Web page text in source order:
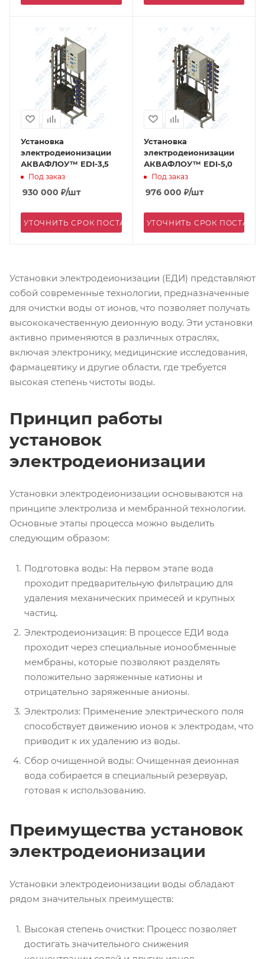
Установка
электродеионизации
АКВАФЛОУ™ EDI-3,5
Под заказ
930 000 ₽/шт
УТОЧНИТЬ СРОК ПОСТАВКИ
Установка
электродеионизации
АКВАФЛОУ™ EDI-5,0
Под заказ
976 000 ₽/шт
УТОЧНИТЬ СРОК
Установки электродеионизации (ЕДИ) представляют
собой современные технологии, предназначенные
для очистки воды от ионов, что позволяет получать
высококачественную деионную воду. Эти установки
активно применяются в различных отраслях,
включая электронику, медицинские исследования,
фармацевтику и другие области, где требуется
высокая степень чистоты воды.
Принцип работы
установок
электродеионизации
Установки электродеионизации основываются на
принципе электролиза и мембранной технологии.
Основные этапы процесса можно выделить
следующим образом:
Подготовка воды: На первом этапе вода
проходит предварительную фильтрацию для
удаления механических примесей и крупных
частиц.
Электродеионизация: В процессе ЕДИ вода
проходит через специальные ионообменные
мембраны, которые позволяют разделять
положительно заряженные катионы и
отрицательно заряженные анионы.
Электролиз: Применение электрического поля
способствует движению ионов к электродам, что
приводит к их удалению из воды.
Сбор очищенной воды: Очищенная деионная
вода собирается в специальный резервуар,
готовая к использованию.
Преимущества установок
электродеионизации
Установки электродеионизации воды обладают
рядом значительных преимуществ:
Высокая степень очистки: Процесс позволяет
достигать значительного снижения